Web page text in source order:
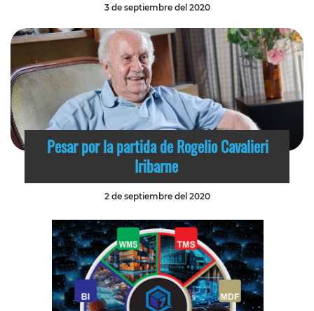
3 de septiembre del 2020
Pesar por la partida de Rogelio Cavalieri
Iribarne
2 de septiembre del 2020